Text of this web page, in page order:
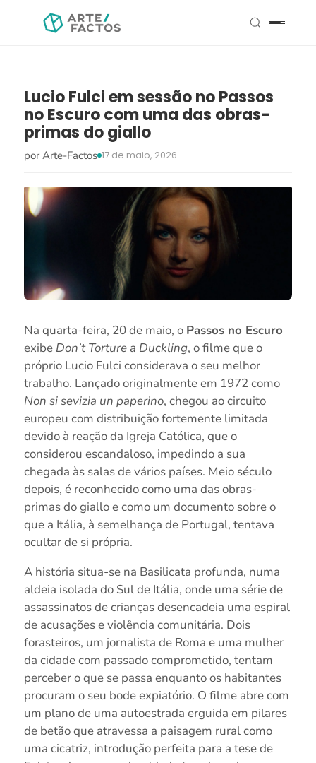
Lucio Fulci em sessão no Passos
no Escuro com uma das obras-
primas do giallo
por Arte-Factos 17 de maio, 2026
Na quarta-feira, 20 de maio, o Passos no Escuro
exibe Don’t Torture a Duckling, o filme que o
próprio Lucio Fulci considerava o seu melhor
trabalho. Lançado originalmente em 1972 como
Non si sevizia un paperino, chegou ao circuito
europeu com distribuição fortemente limitada
devido à reação da Igreja Católica, que o
considerou escandaloso, impedindo a sua
chegada às salas de vários países. Meio século
depois, é reconhecido como uma das obras-
primas do giallo e como um documento sobre o
que a Itália, à semelhança de Portugal, tentava
ocultar de si própria.
A história situa-se na Basilicata profunda, numa
aldeia isolada do Sul de Itália, onde uma série de
assassinatos de crianças desencadeia uma espiral
de acusações e violência comunitária. Dois
forasteiros, um jornalista de Roma e uma mulher
da cidade com passado comprometido, tentam
perceber o que se passa enquanto os habitantes
procuram o seu bode expiatório. O filme abre com
um plano de uma autoestrada erguida em pilares
de betão que atravessa a paisagem rural como
uma cicatriz, introdução perfeita para a tese de